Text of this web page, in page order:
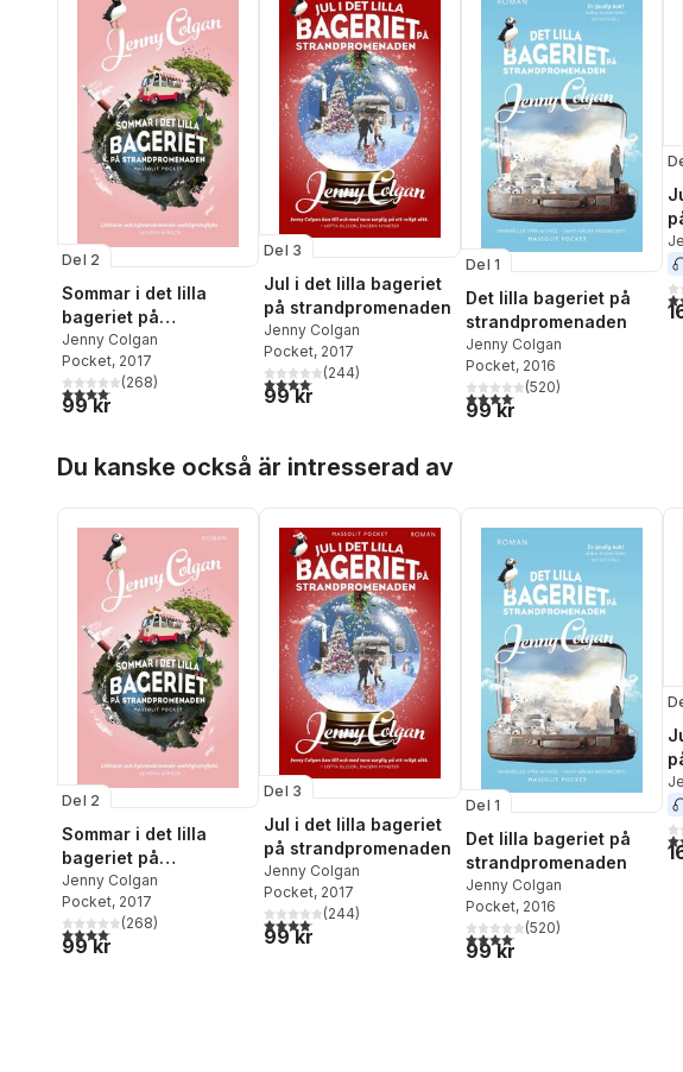
Del 2
Sommar i det lilla
bageriet på
strandpromenaden
Jenny Colgan
Pocket, 2017
4,1utav 5 stjärnor. Totalt antal röster:
(268)
99 kr
Del 3
Jul i det lilla bageriet
på strandpromenaden
Jenny Colgan
Pocket, 2017
4,1utav 5 stjärnor. Totalt antal röster:
(244)
99 kr
Del 1
Det lilla bageriet på
strandpromenaden
Jenny Colgan
Pocket, 2016
4,1utav 5 stjärnor. Totalt antal
(520)
99 kr
Du kanske också är intresserad av
Del 2
Sommar i det lilla
bageriet på
strandpromenaden
Jenny Colgan
Pocket, 2017
4,1utav 5 stjärnor. Totalt antal röster:
(268)
99 kr
Del 3
Jul i det lilla bageriet
på strandpromenaden
Jenny Colgan
Pocket, 2017
4,1utav 5 stjärnor. Totalt antal röster:
(244)
99 kr
Del 1
Det lilla bageriet på
strandpromenaden
Jenny Colgan
Pocket, 2016
4,1utav 5 stjärnor. Totalt antal
(520)
99 kr